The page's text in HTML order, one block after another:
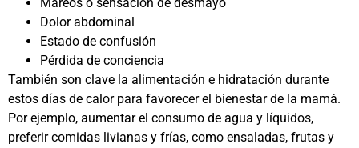
Mareos o sensación de desmayo
Dolor abdominal
Estado de confusión
Pérdida de conciencia
También son clave la alimentación e hidratación durante
estos días de calor para favorecer el bienestar de la mamá.
Por ejemplo, aumentar el consumo de agua y líquidos,
preferir comidas livianas y frías, como ensaladas, frutas y